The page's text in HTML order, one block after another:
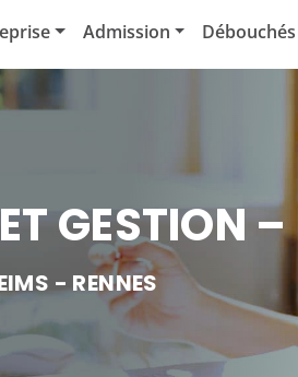
Admission Débouchés
GESTION
RENNES